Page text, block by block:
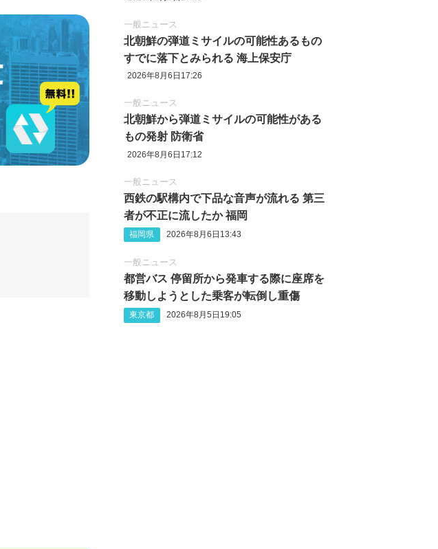
一般ニュース
北朝鮮の弾道ミサイルの可能性あるもの
すでに落下とみられる 海上保安庁
2026年8月6日17:26
一般ニュース
北朝鮮から弾道ミサイルの可能性がある
もの発射 防衛省
2026年8月6日17:12
一般ニュース
西鉄の駅構内で下品な音声が流れる 第三
者が不正に流したか 福岡
福岡県 2026年8月6日13:43
一般ニュース
都営バス 停留所から発車する際に座席を
移動しようとした乗客が転倒し重傷
東京都 2026年8月5日19:05